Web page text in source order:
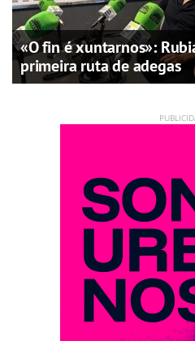
«O fin é xuntarnos»:
primeira ruta de adegas